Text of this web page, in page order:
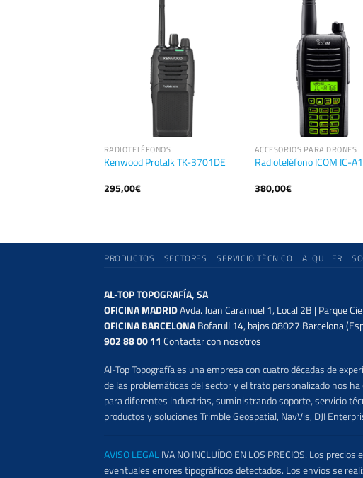
RADIOTELÉFONOS
Kenwood Protalk TK-3701DE
295,00€
ACCESORIOS PARA DRONES
Radioteléfono ICOM IC-
380,00€
PRODUCTOS SECTORES SERVICIO TÉCNICO ALQUILER
AL-TOP TOPOGRAFÍA, SA
OFICINA MADRIDAvda. Juan Caramuel 1, Local 2B | Parque
OFICINA BARCELONABofarull 14, bajos 08027 Barcelona
902 88 00 11 Contactar con nosotros
Al-Top Topografía es una empresa con cuatro décadas de
de las problemáticas del sector y el trato personalizado nos
para diferentes industrias, suministrando soporte, servicio
productos y soluciones Trimble Geospatial, NavVis, DJI
AVISO LEGALIVA NO INCLUÍDO EN LOS PRECIOS. Los
eventuales errores tipográficos detectados. Los envíos se